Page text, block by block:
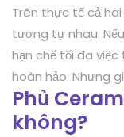
Trên thực tế cả
tương tự nhau.
hạn chế tối đa việc
hoàn hảo. Nhưng
Phủ
không?